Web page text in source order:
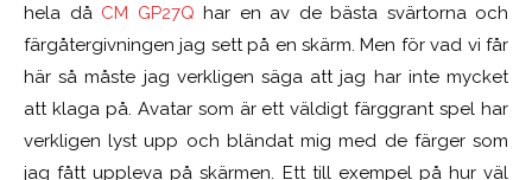
hela då CM GP27Q har en av de bästa svärtorna och
färgåtergivningen jag sett på en skärm. Men för vad vi får
här så måste jag verkligen säga att jag har inte mycket
att klaga på. Avatar som är ett väldigt färggrant spel har
verkligen lyst upp och bländat mig med de färger som
jag fått uppleva på skärmen. Ett till exempel på hur väl